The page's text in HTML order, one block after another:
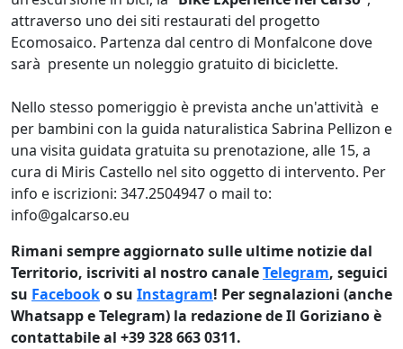
attraverso uno dei siti restaurati del progetto
Ecomosaico. Partenza dal centro di Monfalcone dove
sarà presente un noleggio gratuito di biciclette.
Nello stesso pomeriggio è prevista anche un'attività e
per bambini con la guida naturalistica Sabrina Pellizon e
una visita guidata gratuita su prenotazione, alle 15, a
cura di Miris Castello nel sito oggetto di intervento. Per
info e iscrizioni: 347.2504947 o mail to:
info@galcarso.eu
Rimani sempre aggiornato sulle ultime notizie dal
Territorio, iscriviti al nostro canaleTelegram, seguici
su Facebooko su Instagram! Per segnalazioni (anche
Whatsapp e Telegram) la redazione de Il Goriziano è
contattabile al +39 328 663 0311.